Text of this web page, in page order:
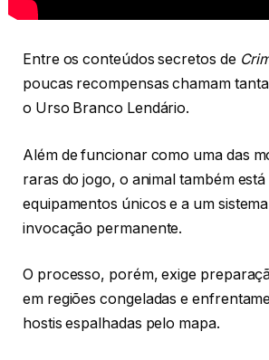
Entre os conteúdos secretos de
poucas recompensas chamam
o Urso Branco Lendário.
Além de funcionar como uma das
raras do jogo, o animal também está
equipamentos únicos e a um
invocação permanente.
O processo, porém, exige
em regiões congeladas e
hostis espalhadas pelo mapa.